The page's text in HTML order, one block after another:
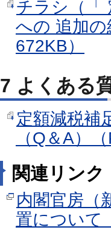
チラシ（「
への 追加の
672KB）
7 よくある
定額減税補
（Q＆A）
関連リンク
内閣官房（
置について